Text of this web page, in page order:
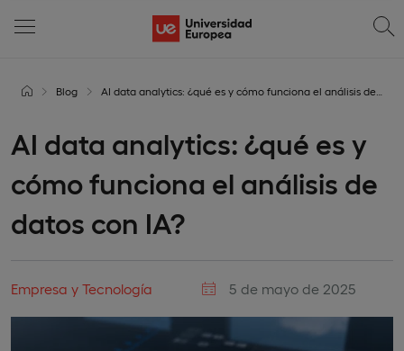
Blog AI data analytics: ¿qué es y cómo funciona el análisis de datos con IA?
AI data analytics: ¿qué es y
cómo funciona el análisis de
datos con IA?
Empresa y Tecnología 5 de mayo de 2025